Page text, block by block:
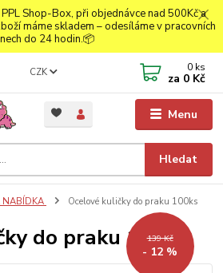
Shop-Box, při objednávce nad 500Kč a
máme skladem – odesíláme v pracovních
do 24 hodin.📦
Menu
CZK
Hledat
0 ks
za 0 Kč
NABÍDKA Ocelové kuličky do praku 100ks
do praku 100ks
139 Kč
- 12 %